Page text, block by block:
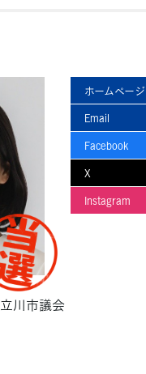
ホームページ
Email
Facebook
X
Instagram
立川市議会